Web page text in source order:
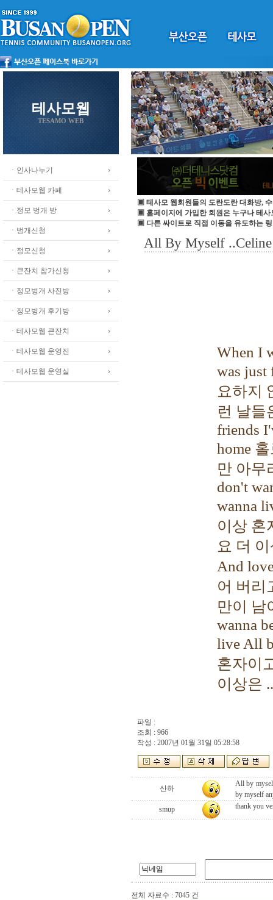
테사모웹
TESAMO WEB
ㆍ인사나누기
ㆍ테사모웹 카페
ㆍ정모 벙개 방
ㆍ벙개신청
ㆍ정모신청
ㆍ큰잔치 참가신청
ㆍ정모벙개 사진방
ㆍ정모벙개 후기방
ㆍ테사모웹 큰잔치
ㆍ테사모웹 운영진
ㆍ테사모웹 운영실
▣ 테사모 웹회원들의 도란도란 대화방,
▣ 홈페이지에 가입한 회원은 누구나 테사
▣ 다른 싸이트로 직접 이동을 유도하는
All By Myself
When I
was just
요하지
런 날들
friends
home
만 아무
don't
wanna
이상 혼
요 더 이
And
어 버리
만이 남
wanna
live All
혼자이
이상은
파일 :
조회 : 966
작성 : 2007년 01월 31일 05:28:58
산하
All by
by myself
smup
thank you
전체 자료수 : 7045 건